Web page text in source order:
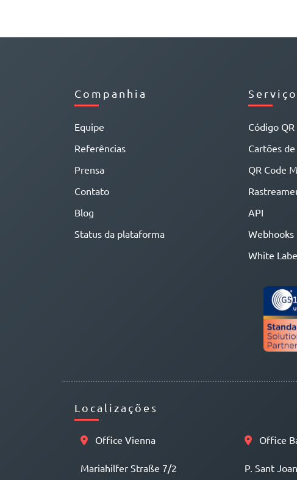
Companhia
Equipe
Referências
Prensa
Contato
Blog
Status da plataforma
Código QR
Cartões
QR Code
API
Webhooks
White
Localizações
Office Vienna
Mariahilfer Straße 7/2
Office
P. Sant